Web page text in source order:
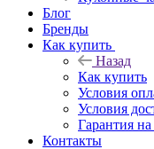
Блог
Бренды
Как купить
Назад
Как купить
Условия
Условия
Гарантия на
Контакты